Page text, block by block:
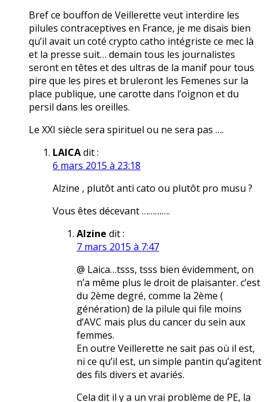
Bref ce bouffon de Veillerette veut interdire les
pilules contraceptives en France, je me disais bien
qu’il avait un coté crypto catho intégriste ce mec là
et la presse suit… demain tous les journalistes
seront en têtes et des ultras de la manif pour tous
pire que les pires et bruleront les Femenes sur la
place publique, une carotte dans l’oignon et du
persil dans les oreilles.
Le XXI siècle sera spirituel ou ne sera pas ….
LAICAdit :
6 mars 2015 à 23:18
Alzine , plutôt anti cato ou plutôt pro musu ?
Vous êtes décevant ………….
Alzine dit :
7 mars 2015 à 7:47
@ Laica…tsss, tsss bien évidemment, on
n’a même plus le droit de plaisanter. c’est
du 2ème degré, comme la 2ème (
génération) de la pilule qui file moins
d’AVC mais plus du cancer du sein aux
femmes.
En outre Veillerette ne sait pas où il est,
ni ce qu’il est, un simple pantin qu’agitent
des fils divers et avariés.
Cela dit il y a un vrai problème de PE, la